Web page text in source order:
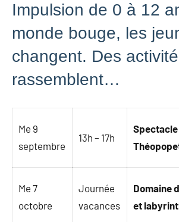
Impulsion de 0 à 12
monde bouge, les
changent. Des
rassemblent…
Me 9
septembre
13h – 17h
Me 7
octobre
Journée
vacances
Domaine
et